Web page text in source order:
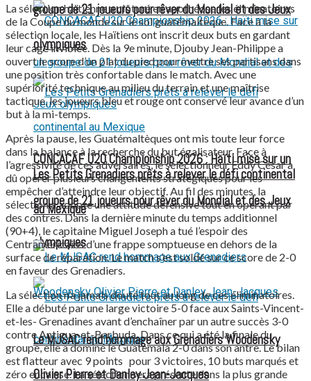
CONCACAF U20 Championship 2026 : Haïti mise sur un
groupe de 21 joueurs pour rêver du Mondial et des Jeux
olympiques
groupe de 21 joueurs pour rêver du Mondial et des Jeux
olympiques
Les Petits Grenadiers prêts à relever le défi continental
au Mexique
Le MJSAC rend hommage aux Grenadiers Woodensky
Olivier Pierre et Danley Jean-Jacques
La sélection haïtienne a clôturé en apothéose les éliminatoires
de la Coupe du monde sur le sol guatémaltèque. Face à la
sélection locale, les Haïtiens ont inscrit deux buts en gardant
leur cage inviolée. Dès la 9e minute, Djouby Jean-Philippe a
ouvert le score d’un plat du pied pour mettre ses partisans dans
une position très confortable dans le match. Avec une
supériorité technique au milieu du terrain et une maîtrise
tactique, les joueurs bleu et rouge ont conservé leur avance d’un
but à la mi-temps.
Après la pause, les Guatémaltèques ont mis toute leur force
dans la balance à la recherche du but égalisateur. Face à
l’agressivité de ces adversaires, le sélectionneur Eddy César a
dû opérer plusieurs changements stratégiques pour les
empêcher d’atteindre leur objectif. Au fil des minutes, la
sélection a adopté une attitude défensive tout en opérant par
des contres. Dans la dernière minute du temps additionnel
(90+4), le capitaine Miguel Joseph a tué l’espoir des
Centraméricains d’une frappe somptueuse en dehors de la
surface de réparation. Le match s’est soldé sur ce score de 2-0
en faveur des Grenadiers.
La sélection n’a jamais douté tout au long de ces éliminatoires.
Elle a débuté par une large victoire 5-0 face aux Saints-Vincent-
et-les- Grenadines avant d’enchaîner par un autre succès 3-0
contre Antigua-et-Barbuda. Dans ce qui a été la finale du
groupe, elle a dominé le Guatemala 2-0 dans son antre. Le bilan
est flatteur avec 9 points pour 3 victoires, 10 buts marqués et
zéro encaissé. La sélection sera présente dans la plus grande